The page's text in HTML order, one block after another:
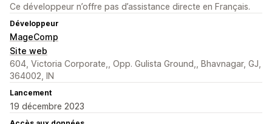
Ce développeur n’offre pas d’assistance directe en Français.
Développeur
MageComp
Site web
604, Victoria Corporate,, Opp. Gulista Ground,, Bhavnagar, GJ,
364002, IN
Lancement
19 décembre 2023